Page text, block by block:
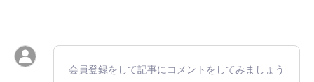
会員登録をして記事にコメントをしてみましょう